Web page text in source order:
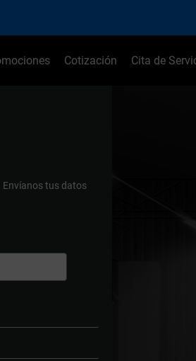
Cotización Cita de
Envíanos tus datos